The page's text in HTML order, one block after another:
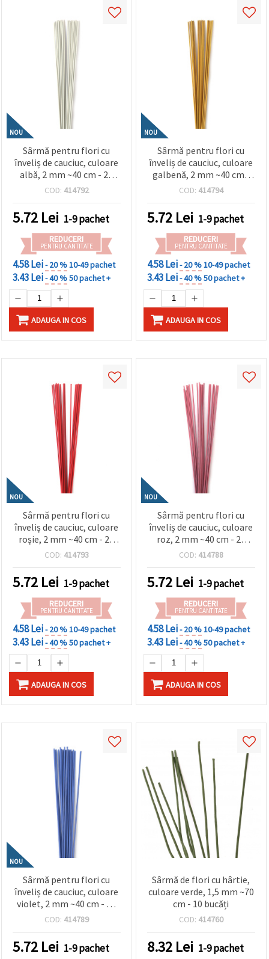
NOU
Sârmă pentru flori cu
înveliș de cauciuc, culoare
albă, 2 mm ~40 cm - 20
bucăți
COD: 414792
5.72 Lei 1-9 pachet
REDUCERI
PENTRU CANTITATE
4.58 Lei- 20 %10-49 pachet
3.43 Lei- 40 %50 pachet +
ADAUGA IN COS
NOU
Sârmă pentru flori cu
înveliș de cauciuc, culoare
galbenă, 2 mm ~40 cm -
20 bucăți
COD: 414794
5.72 Lei 1-9 pachet
REDUCERI
PENTRU CANTITATE
4.58 Lei- 20 %10-49 pachet
3.43 Lei- 40 %50 pachet +
ADAUGA IN COS
NOU
Sârmă pentru flori cu
înveliș de cauciuc, culoare
roșie, 2 mm ~40 cm - 20
bucăți
COD: 414793
5.72 Lei 1-9 pachet
REDUCERI
PENTRU CANTITATE
4.58 Lei- 20 %10-49 pachet
3.43 Lei- 40 %50 pachet +
ADAUGA IN COS
NOU
Sârmă pentru flori cu
înveliș de cauciuc, culoare
roz, 2 mm ~40 cm - 20
bucăți
COD: 414788
5.72 Lei 1-9 pachet
REDUCERI
PENTRU CANTITATE
4.58 Lei- 20 %10-49 pachet
3.43 Lei- 40 %50 pachet +
ADAUGA IN COS
NOU
Sârmă pentru flori cu
înveliș de cauciuc, culoare
violet, 2 mm ~40 cm - 20
bucăți
COD: 414789
5.72 Lei 1-9 pachet
Sârmă de flori cu hârtie,
culoare verde, 1,5 mm ~70
cm - 10 bucăți
COD: 414760
8.32 Lei 1-9 pachet